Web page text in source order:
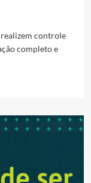
controle
completo e